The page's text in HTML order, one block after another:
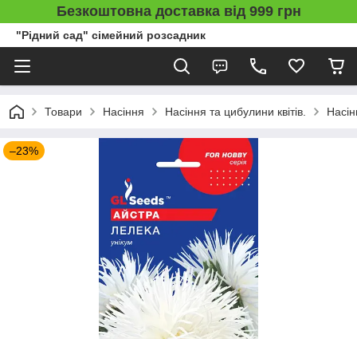
Безкоштовна доставка від 999 грн
"Рідний сад" сімейний розсадник
Товари Насіння Насіння та цибулини квітів.
–23%